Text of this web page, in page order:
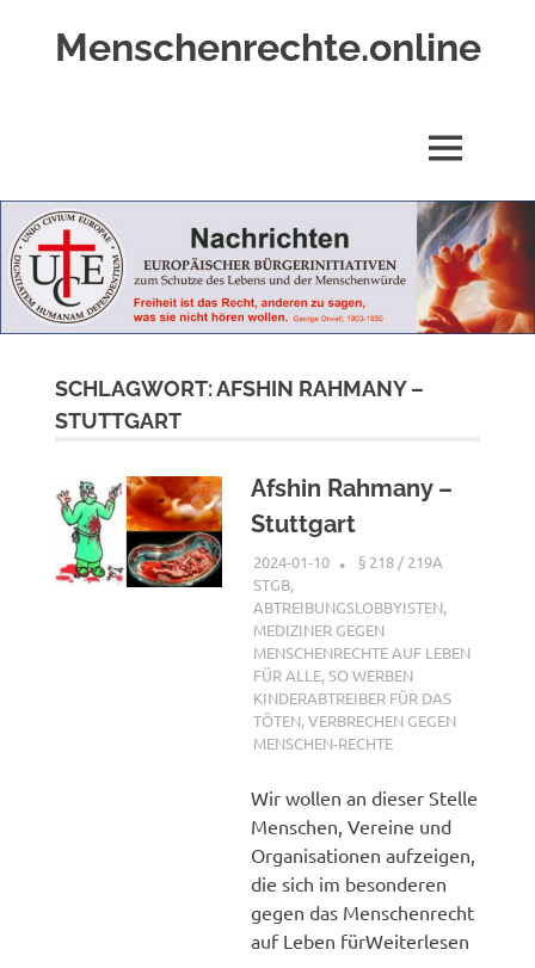
Menschenrechte.online
Geborene
wie
für
Ungeborene
MENÜ
SCHLAGWORT:AFSHIN RAHMANY –
STUTTGART
Afshin Rahmany –
Stuttgart
2024-01-10 XX
§ 218 / 219A
STGB,
ABTREIBUNGSLOBBYISTEN,
MEDIZINER GEGEN
MENSCHENRECHTE AUF LEBEN
FÜR ALLE,SO WERBEN
KINDERABTREIBER FÜR DAS
TÖTEN,VERBRECHEN GEGEN
MENSCHEN-RECHTE
Wir wollen an dieser Stelle
Menschen, Vereine und
Organisationen aufzeigen,
die sich im besonderen
gegen das Menschenrecht
auf Leben fürWeiterlesen